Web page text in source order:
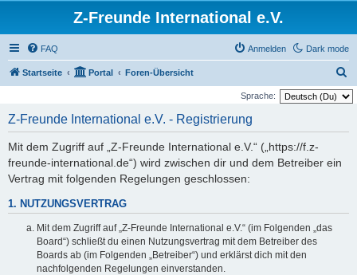
Z-Freunde International e.V.
Dark mode
FAQ Anmelden
Startseite Portal Foren-Übersicht
u
Sprache:
Z-Freunde International e.V. - Registrierung
Mit dem Zugriff auf „Z-Freunde International e.V.“ („https://f.z-
freunde-international.de“) wird zwischen dir und dem Betreiber ein
Vertrag mit folgenden Regelungen geschlossen:
1. NUTZUNGSVERTRAG
Mit dem Zugriff auf „Z-Freunde International e.V.“ (im Folgenden „das
Board“) schließt du einen Nutzungsvertrag mit dem Betreiber des
Boards ab (im Folgenden „Betreiber“) und erklärst dich mit den
nachfolgenden Regelungen einverstanden.